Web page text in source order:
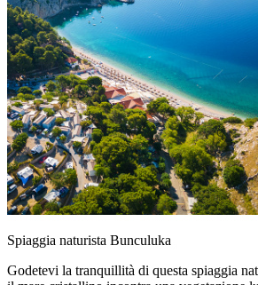
Spiaggia naturista Bunculuka
Godetevi la tranquillità di questa spiaggia